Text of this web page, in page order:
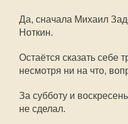
Да, сначала Михаил
Ноткин.
Остаётся сказать себе
несмотря ни на что,
За субботу и
не сделал.